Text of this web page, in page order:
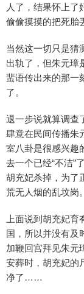
人了，结果怀上了
偷偷摸摸的把死胎
当然这一切只是猜
出轨了，但朱元璋
蜚语传出来的那一
了。
退一步说就算调查
肆意在民间传播朱
室八卦是很感兴趣
去一个已经“不洁”
胡充妃杀掉，为了
荒无人烟的乱坟岗。
上面说到胡充妃
国，所以并没有及
加鞭回宫拜见朱元
安葬时，胡充妃的
净了……